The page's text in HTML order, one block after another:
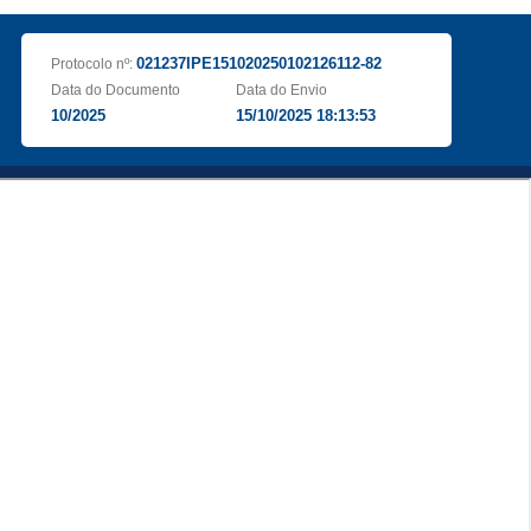
Protocolo nº: 021237IPE151020250102126112-82
Data do Documento
10/2025
Data do Envio
15/10/2025 18:13:53